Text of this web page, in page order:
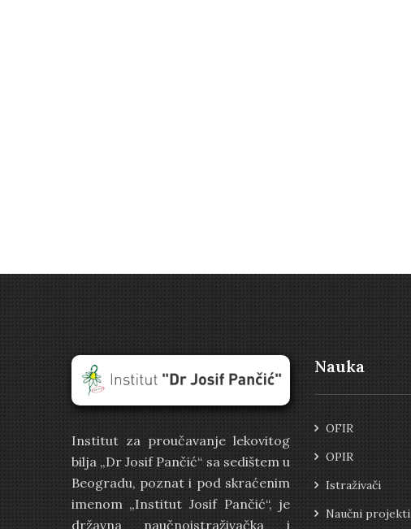
Institut za proučavanje lekovitog
bilja „Dr Josif Pančić“ sa sedištem u
Beogradu, poznat i pod skraćenim
imenom „Institut Josif Pančić“, je
državna naučnoistraživačka i
Nauka
OFIR
OPIR
Istraživači
Naučni projekti